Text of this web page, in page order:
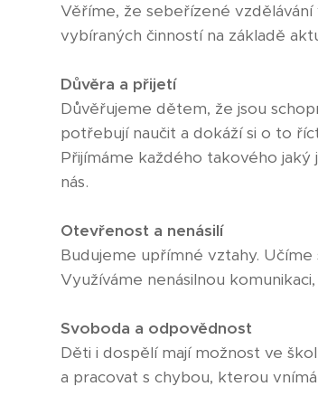
Věříme, že sebeřízené
vybíraných činností na základě
Důvěra a přijetí
Důvěřujeme dětem, že jsou
potřebují naučit a dokáží si o to
Přijímáme každého takového jaký
nás.
Otevřenost a nenásilí
Budujeme upřímné vztahy.
Využíváme nenásilnou
Svoboda a odpovědnost
Děti i dospělí mají možnost ve
a pracovat s chybou, kterou